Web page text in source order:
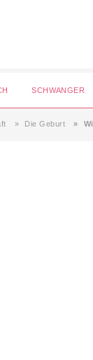
SCHWANGER
Die Geburt